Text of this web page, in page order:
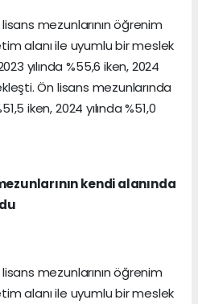
mezunlarının öğrenim
alanı ile uyumlu bir meslek
yılında %55,6 iken, 2024
Ön lisans mezunlarında
iken, 2024 yılında %51,0
kendi alanında
mezunlarının öğrenim
alanı ile uyumlu bir meslek